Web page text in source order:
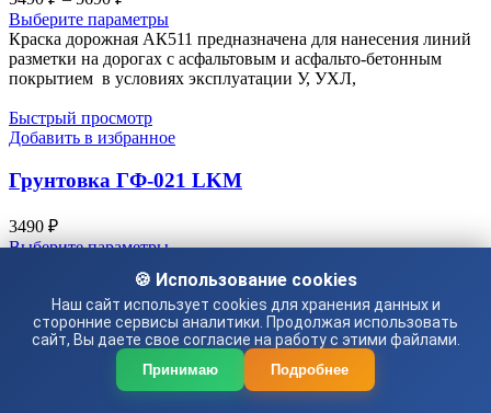
цен:
5490 ₽
–
5690 ₽
Выберите параметры
Краска дорожная АК511 предназначена для нанесения линий
разметки на дорогах с асфальтовым и асфальто-бетонным
покрытием в условиях эксплуатации У, УХЛ,
Быстрый просмотр
Добавить в избранное
Грунтовка ГФ-021 LKM
3490 ₽
Выберите параметры
дереву. Цвета: серый и цвет красно-коричневый. Гост 251 29 –
2020 Гарантийный срок
🍪 Использование cookies
Наш сайт использует cookies для хранения данных и
сторонние сервисы аналитики. Продолжая использовать
сайт, Вы даете свое согласие на работу с этими файлами.
Принимаю Подробнее